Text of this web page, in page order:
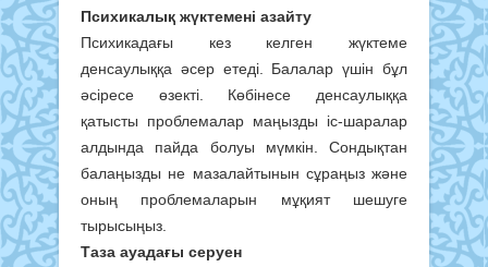
Психикалық жүктемені азайту
Психикадағы кез келген жүктеме
денсаулыққа әсер етеді. Балалар үшін бұл
әсіресе өзекті. Көбінесе денсаулыққа
қатысты проблемалар маңызды іс-шаралар
алдында пайда болуы мүмкін. Сондықтан
балаңызды не мазалайтынын сұраңыз және
оның проблемаларын мұқият шешуге
тырысыңыз.
Таза ауадағы серуен